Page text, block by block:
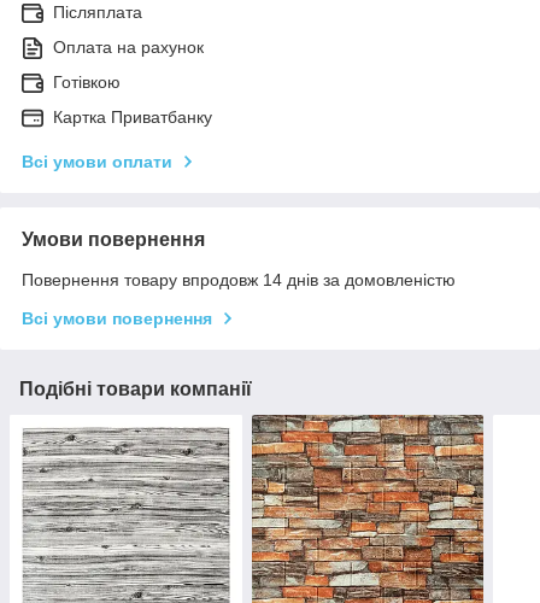
Післяплата
Оплата на рахунок
Готівкою
Картка Приватбанку
Всі умови оплати
Умови повернення
Повернення товару впродовж 14 днів за домовленістю
Всі умови повернення
Подібні товари компанії